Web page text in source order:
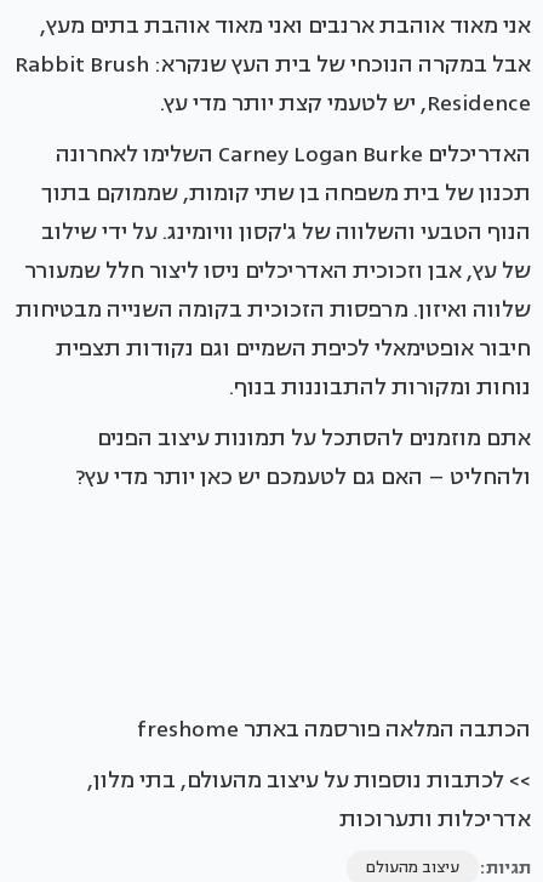
אני מאוד אוהבת ארנבים ואני מאוד אוהבת בתים מעץ,
אבל במקרה הנוכחי של בית העץ שנקרא: Rabbit Brush
Residence, יש לטעמי קצת יותר מדי עץ.
האדריכלים Carney Logan Burke השלימו לאחרונה
תכנון של בית משפחה בן שתי קומות, שממוקם בתוך
הנוף הטבעי והשלווה של ג'קסון וויומינג. על ידי שילוב
של עץ, אבן וזכוכית האדריכלים ניסו ליצור חלל שמעורר
שלווה ואיזון. מרפסות הזכוכית בקומה השנייה מבטיחות
חיבור אופטימאלי לכיפת השמיים וגם נקודות תצפית
נוחות ומקורות להתבוננות בנוף.
אתם מוזמנים להסתכל על תמונות עיצוב הפנים
ולהחליט – האם גם לטעמכם יש כאן יותר מדי עץ?
הכתבה המלאה פורסמה באתר freshome
>> לכתבות נוספות על עיצוב מהעולם, בתי מלון,
אדריכלות ותערוכות
תגיות: עיצוב מהעולם